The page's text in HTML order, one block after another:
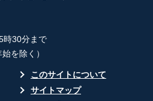
時30分まで
を除く）
このサイトについて
サイトマップ